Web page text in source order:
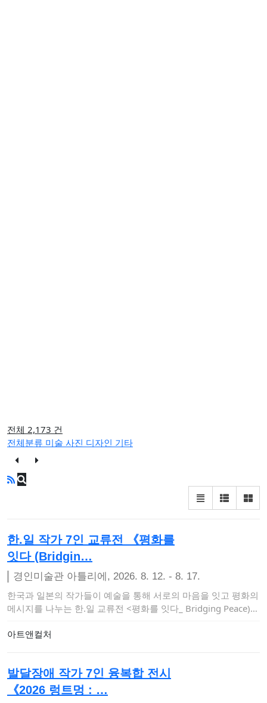
전체 2,173 건
전체분류 미술 사진 디자인 기타
한.일 작가 7인 교류전 《평화를
잇다 (Bridgin…
경인미술관 아틀리에, 2026. 8. 12. - 8. 17.
한국과 일본의 작가들이 예술을 통해 서로의 마음을 잇고 평화의
메시지를 나누는 한.일 교류전 <평화를 잇다_ Bridging Peace)…
아트앤컬처
발달장애 작가 7인 융복합 전시
《2026 렁트멍 : …